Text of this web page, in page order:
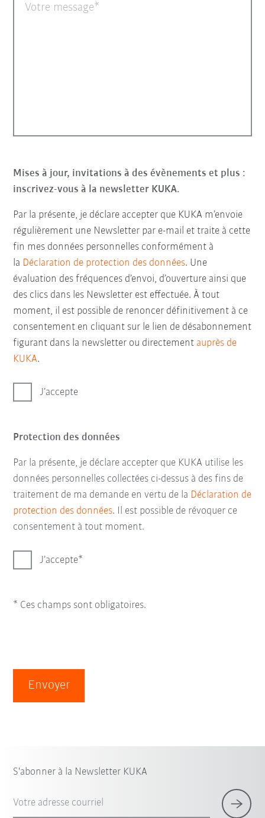
Votre message
Mises à jour, invitations à des évènements et plus :
inscrivez-vous à la newsletter KUKA.
Par la présente, je déclare accepter que KUKA m’envoie
régulièrement une Newsletter par e-mail et traite à cette
fin mes données personnelles conformément à
la Déclaration de protection des données. Une
évaluation des fréquences d’envoi, d’ouverture ainsi que
des clics dans les Newsletter est effectuée. À tout
moment, il est possible de renoncer définitivement à ce
consentement en cliquant sur le lien de désabonnement
figurant dans la newsletter ou directement auprès de
KUKA.
J’accepte
Protection des données
Par la présente, je déclare accepter que KUKA utilise les
données personnelles collectées ci-dessus à des fins de
traitement de ma demande en vertu de la Déclaration de
protection des données. Il est possible de révoquer ce
consentement à tout moment.
J’accepte
* Ces champs sont obligatoires.
Envoyer
S'abonner à la Newsletter KUKA
Votre adresse courriel